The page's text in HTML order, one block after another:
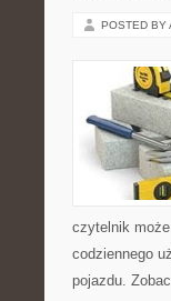
POSTED BY
czytelnik
codziennego
pojazdu.